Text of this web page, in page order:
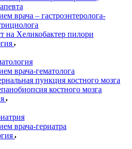
врача – гастроэнтеролога-
на Хеликобактер пилори
врача-гематолога
пункция костного мозга
костного мозга
врача-гериатра